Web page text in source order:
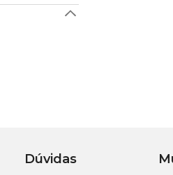
Dúvidas